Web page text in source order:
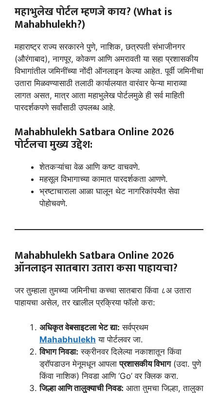
महाभुलेख पोर्टल म्हणजे काय? (What is
Mahabhulekh?)
महाराष्ट्र राज्य सरकारने पुणे, नाशिक, छत्रपती संभाजीनगर
(औरंगाबाद), नागपूर, कोकण आणि अमरावती या सहा प्रशासकीय
विभागांतील जमिनींच्या नोंदी ऑनलाइन केल्या आहेत. पूर्वी जमिनीचा
उतारा मिळवण्यासाठी तलाठी कार्यालयात वारंवार फेऱ्या माराव्या
लागत असत, मात्र आता महाभुलेख पोर्टलमुळे ही सर्व माहिती
पारदर्शकपणे सर्वांसाठी उपलब्ध आहे.
Mahabhulekh Satbara Online 2026
पोर्टलचा मुख्य उद्देश:
शेतकऱ्यांचा वेळ आणि कष्ट वाचवणे.
महसूल विभागाच्या कामात पारदर्शकता आणणे.
भ्रष्टाचाराला आळा घालून थेट नागरिकांपर्यंत सेवा
पोहोचवणे.
Mahabhulekh Satbara Online 2026
ऑनलाइन सातबारा उतारा कसा पाहायचा?
जर तुम्हाला तुमच्या जमिनीचा कच्चा सातबारा किंवा ८अ उतारा
पाहायचा असेल, तर खालील प्रक्रिया फॉलो करा:
अधिकृत वेबसाइटला भेट द्या: सर्वप्रथम
Mahabhulekh या पोर्टलवर जा.
विभाग निवडा: स्क्रीनवर दिलेल्या नकाशातून किंवा
ड्रॉपडाउन मेनूमधून आपलाप्रशासकीय विभाग(उदा. पुणे
किंवा नाशिक) निवडा आणि ‘Go’ वर क्लिक करा.
जिल्हा आणि तालुक्याची निवड: आता तुमचा जिल्हा, तालुका